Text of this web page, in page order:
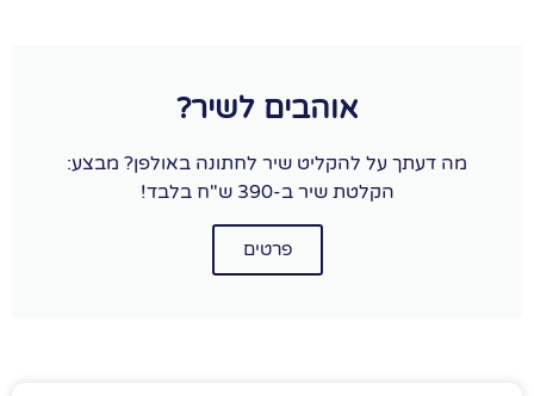
אוהבים לשיר?
מה דעתך על להקליט שיר לחתונה באולפן? מבצע:
הקלטת שיר ב-390 ש"ח בלבד!
פרטים